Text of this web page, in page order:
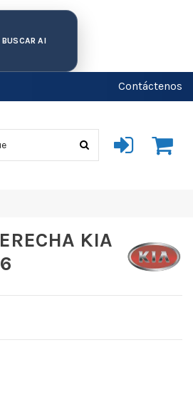
BUSCAR AI
Contáctenos
KIA